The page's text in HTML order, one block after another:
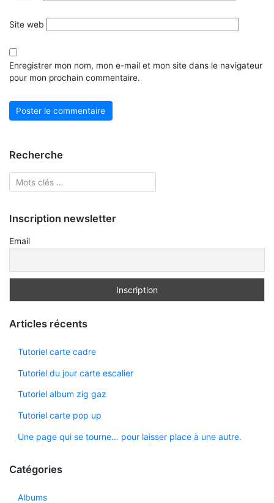
Site web
Enregistrer mon nom, mon e-mail et mon site dans le navigateur
pour mon prochain commentaire.
Recherche
Inscription newsletter
Email
Articles récents
Tutoriel carte cadre
Tutoriel du jour carte escalier
Tutoriel album zig gaz
Tutoriel carte pop up
Une page qui se tourne… pour laisser place à une autre.
Catégories
Albums